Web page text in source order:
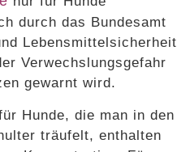
durch das Bundesamt
Lebensmittelsicherheit
Verwechslungsgefahr
gewarnt wird.
Hunde, die man in den
träufelt, enthalten